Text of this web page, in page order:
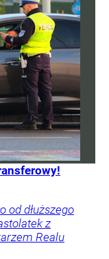
od dłuższego
z
Realu